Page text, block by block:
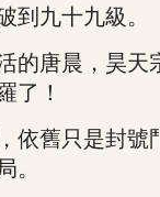
到九十九級。
唐晨，昊天
了！
舊只是封號
。